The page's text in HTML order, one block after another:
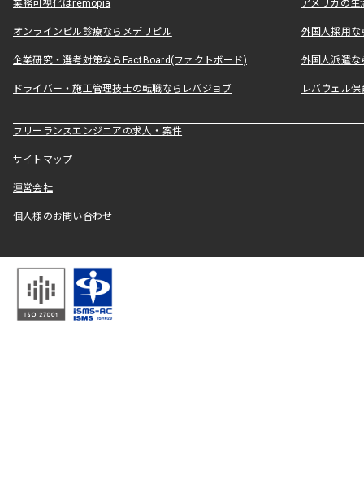
業務可視化はremopia アメリカの
オンラインピル診療ならメデリピル 外国人採用
企業研究・選考対策ならFactBoard(ファクトボード) 外国人派遣な
ドライバー・施工管理技士の転職ならレバジョブ レバウェル
フリーランスエンジニアの求人・案件
サイトマップ
運営会社
個人様のお問い合わせ